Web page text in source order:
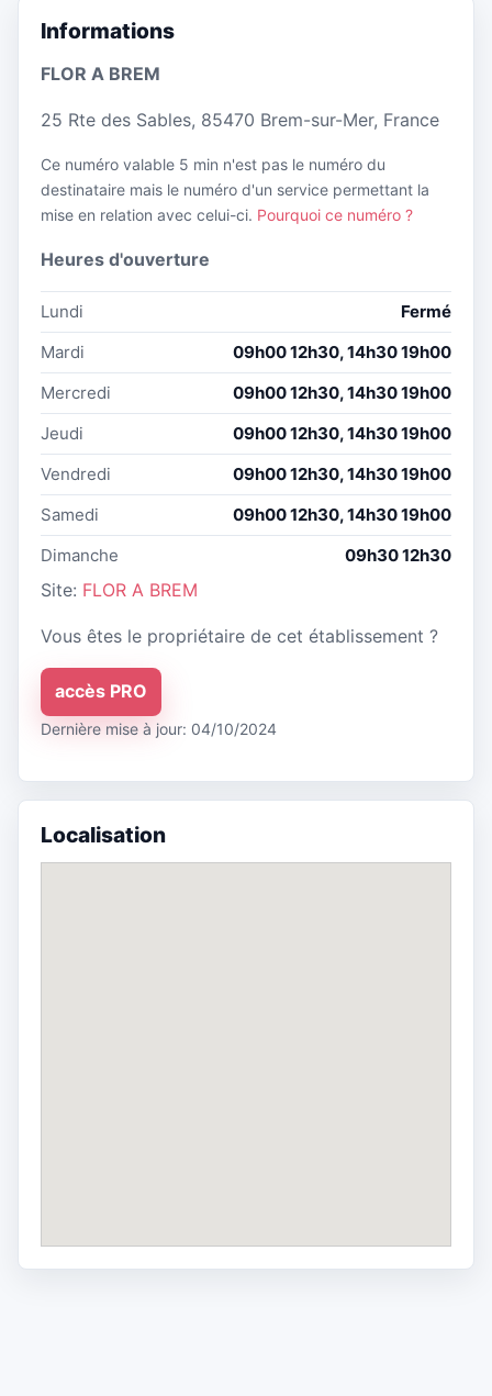
Informations
FLOR A BREM
25 Rte des Sables, 85470 Brem-sur-Mer, France
Ce numéro valable 5 min n'est pas le numéro du
destinataire mais le numéro d'un service permettant la
mise en relation avec celui-ci. Pourquoi ce numéro ?
Heures d'ouverture
Lundi
Fermé
Mardi
09h00 12h30, 14h30 19h00
Mercredi
09h00 12h30, 14h30 19h00
Jeudi
09h00 12h30, 14h30 19h00
Vendredi
09h00 12h30, 14h30 19h00
Samedi
09h00 12h30, 14h30 19h00
Dimanche
09h30 12h30
Site: FLOR A BREM
Vous êtes le propriétaire de cet établissement ?
accès PRO
Dernière mise à jour: 04/10/2024
Localisation